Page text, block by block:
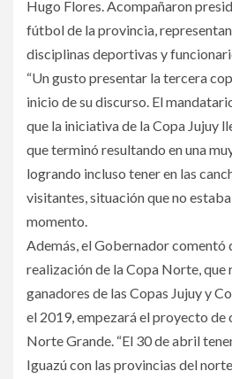
Hugo Flores. Acompañaron
fútbol de la provincia,
disciplinas deportivas y
“Un gusto presentar la tercera
inicio de su discurso. El
que la iniciativa de la Copa Jujuy
que terminó resultando en una
logrando incluso tener en las
visitantes, situación que no
momento.
Además, el Gobernador comentó
realización de la Copa Norte, que
ganadores de las Copas Jujuy y
el 2019, empezará el proyecto de
Norte Grande. “El 30 de abril
Iguazú con las provincias del